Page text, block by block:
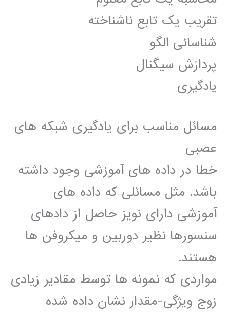
تقریب یک تابع ناشناخته
شناسائی الگو
پردازش سیگنال
یادگیری
مسائل مناسب برای یادگیری شبکه های
عصبی
خطا در داده های آموزشی وجود داشته
باشد. مثل مسائلی که داده های
آموزشی دارای نویز حاصل از دادهای
سنسورها نظیر دوربین و میکروفن ها
هستند.
مواردی که نمونه ها توسط مقادیر زیادی
زوج ویژگی-مقدار نشان داده شده